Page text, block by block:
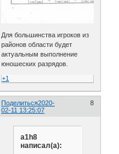
Для большинства игроков из
районов области будет
актуальным выполнение
юношеских разрядов.
+1
Поделиться 8
2020-
02-11 13:25:07
a1h8
написал(а):